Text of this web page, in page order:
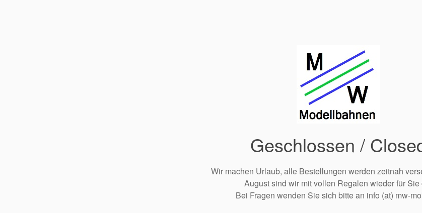
Geschlossen /
Wir machen Urlaub, alle Bestellungen werden zeitnah
August sind wir mit vollen Regalen wieder für Sie
Bei Fragen wenden Sie sich bitte an info (at) mw-